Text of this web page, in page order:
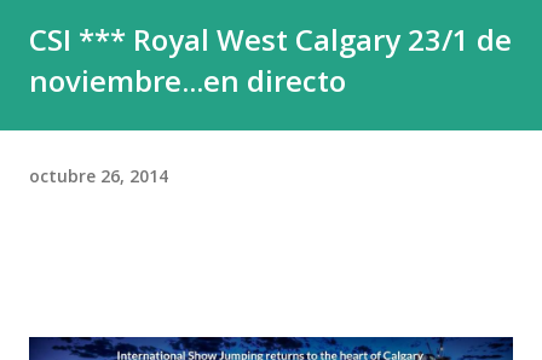
CSI *** Royal West Calgary 23/1 de
noviembre...en directo
octubre 26, 2014